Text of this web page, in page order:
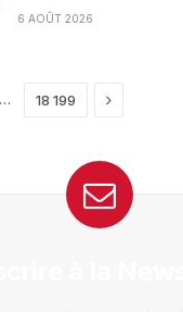
6 AOÛT 2026
… 18 199 Next